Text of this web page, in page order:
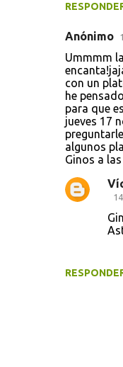
Anónimo
Ummmm
con un
he
para que
jueves 17
algunos
Ginos a